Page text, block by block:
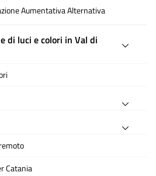
Aumentativa Alternativa
di luci e colori in Val di
Catania